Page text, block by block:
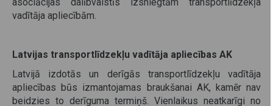
vadītāja apliecībām.
Latvijas transportlīdzekļu vadītāja apliecības AK
Latvijā izdotās un derīgās transportlīdzekļu vadītāja
apliecības būs izmantojamas braukšanai AK, kamēr nav
beidzies to derīguma termiņš. Vienlaikus neatkarīgi no